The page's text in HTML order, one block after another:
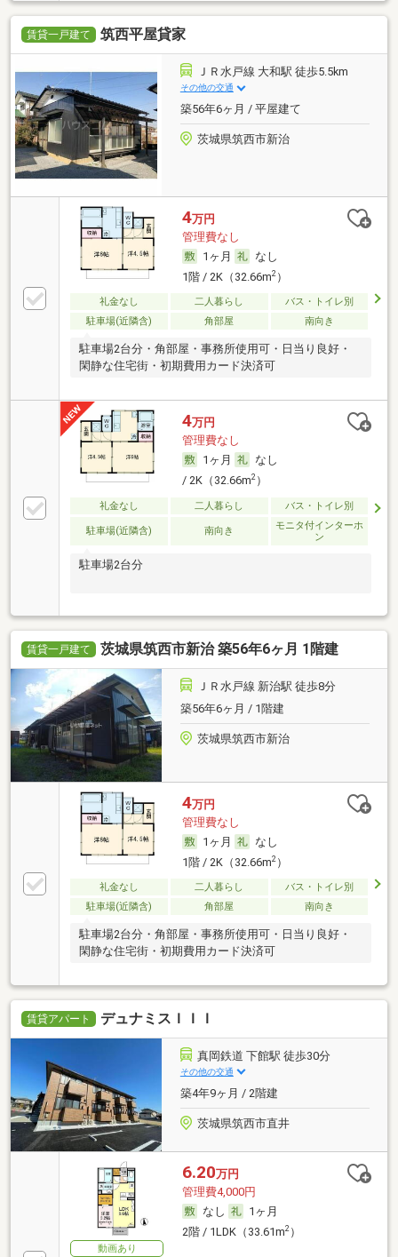
賃貸一戸建て 筑西平屋貸家
ＪＲ水戸線 大和駅 徒歩5.5km
その他の交通
築56年6ヶ月 / 平屋建て
茨城県筑西市新治
4万円
管理費なし
1ヶ月
なし
1階 / 2K（32.66m2）
礼金なし 二人暮らし
バス・トイレ別
駐車場(近隣含)
角部屋 南向き
駐車場2台分・角部屋・事務所使用可・日当り良好・
閑静な住宅街・初期費用カード決済可
4万円
管理費なし
1ヶ月
なし
/ 2K（32.66m2）
礼金なし 二人暮らし バス・トイレ別
駐車場(近隣含) 南向き
モニタ付インターホ
ン
駐車場2台分
賃貸一戸建て 茨城県筑西市新治 築56年6ヶ月 1階建
ＪＲ水戸線 新治駅 徒歩8分
築56年6ヶ月 / 1階建
茨城県筑西市新治
4万円
管理費なし
1ヶ月
なし
1階 / 2K（32.66m2）
礼金なし 二人暮らし
バス・トイレ別
駐車場(近隣含)
角部屋 南向き
駐車場2台分・角部屋・事務所使用可・日当り良好・
閑静な住宅街・初期費用カード決済可
賃貸アパート デュナミスＩＩＩ
真岡鉄道 下館駅 徒歩30分
その他の交通
築4年9ヶ月 / 2階建
茨城県筑西市直井
動画あり
6.20万円
管理費4,000円
なし
1ヶ月
2階 / 1LDK（33.61m2）